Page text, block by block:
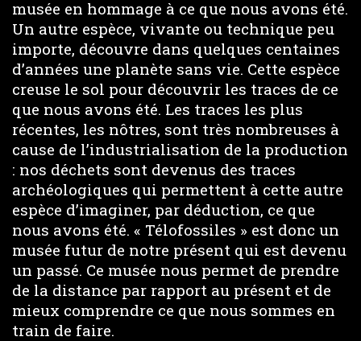
musée en hommage à ce que nous avons été.
Un autre espèce, vivante ou technique peu
importe, découvre dans quelques centaines
d’années une planète sans vie. Cette espèce
creuse le sol pour découvrir les traces de ce
que nous avons été. Les traces les plus
récentes, les nôtres, sont très nombreuses à
cause de l’industrialisation de la production
: nos déchets sont devenus des traces
archéologiques qui permettent à cette autre
espèce d’imaginer, par déduction, ce que
nous avons été. « Télofossiles » est donc un
musée futur de notre présent qui est devenu
un passé. Ce musée nous permet de prendre
de la distance par rapport au présent et de
mieux comprendre ce que nous sommes en
train de faire.